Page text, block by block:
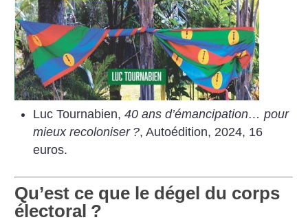
Luc Tournabien, 40 ans d’émancipation… pour
mieux recoloniser ?, Autoédition, 2024, 16
euros.
Qu’est ce que le dégel du corps
électoral ?